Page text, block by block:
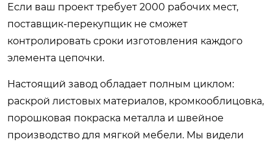
Если ваш проект требует 2000 рабочих мест,
поставщик-перекупщик не сможет
контролировать сроки изготовления каждого
элемента цепочки.
Настоящий завод обладает полным циклом:
раскрой листовых материалов, кромкооблицовка,
порошковая покраска металла и швейное
производство для мягкой мебели. Мы видели